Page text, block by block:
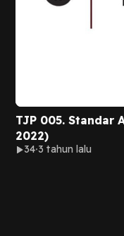
TJP 005. Standar
2022)
34 3 tahun lalu